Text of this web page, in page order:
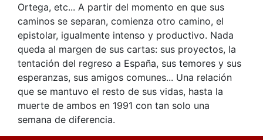
Ortega, etc... A partir del momento en que sus
caminos se separan, comienza otro camino, el
epistolar, igualmente intenso y productivo. Nada
queda al margen de sus cartas: sus proyectos, la
tentación del regreso a España, sus temores y sus
esperanzas, sus amigos comunes... Una relación
que se mantuvo el resto de sus vidas, hasta la
muerte de ambos en 1991 con tan solo una
semana de diferencia.